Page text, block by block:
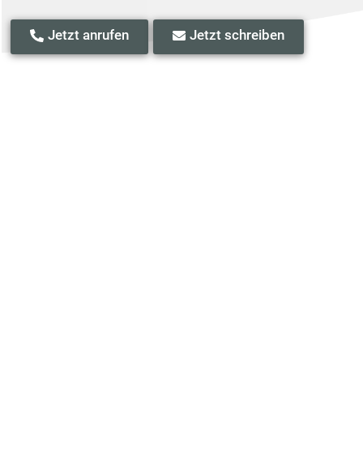
Jetzt anrufen Jetzt schreiben